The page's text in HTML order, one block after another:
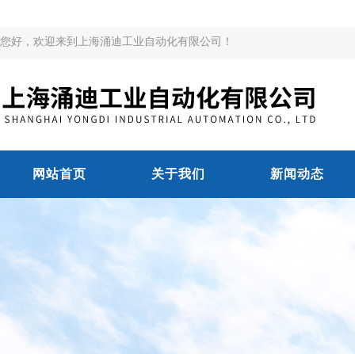
您好，欢迎来到上海涌迪工业自动化有限公司！
网站首页 关于我们 新闻动态